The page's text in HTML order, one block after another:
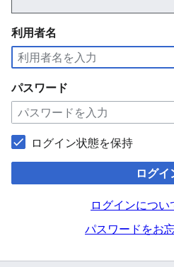
利用者名
パスワード
ログイン状態を保持
ログイ
ログインにつ
パスワードをお